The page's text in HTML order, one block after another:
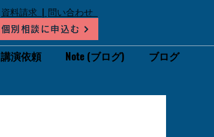
​資料請求 | ​問い合わせ
個別相談に申込む
講演依頼 Note (ブログ) ブログ